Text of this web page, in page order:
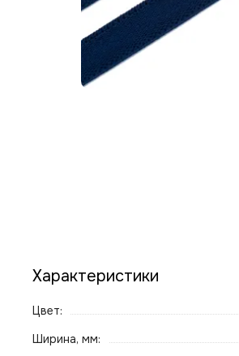
Характеристики
Цвет:
Ширина, мм: